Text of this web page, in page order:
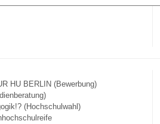
HU BERLIN (Bewerbung)
(Hochschulwahl)